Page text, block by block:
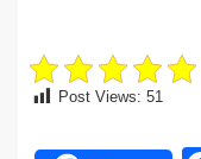
Post Views: 51